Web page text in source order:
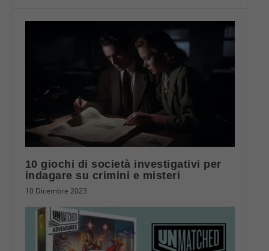
10 giochi di società investigativi per
indagare su crimini e misteri
10 Dicembre 2023